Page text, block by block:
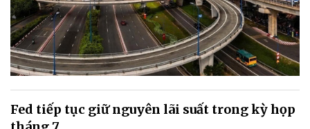
Fed tiếp tục giữ nguyên lãi suất trong kỳ họp